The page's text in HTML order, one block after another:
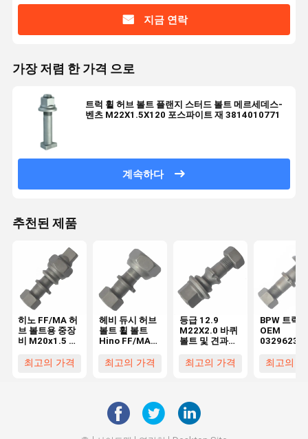
지금 연락
가장 저렴 한 가격 으로
트럭 휠 허브 볼트 플랜지 스터드 볼트 메르세데스-
벤츠 M22X1.5X120 포스파이트 재 3814010771
계속하다
추천된 제품
히노 FF/MA 허
브 볼트용 중장
비 M20x1.5 후
노 트럭용)
최고의 가격
헤비 듀시 허브
볼트 휠 볼트
Hino FF/MA
최고의 가격
등급 12.9
M22X2.0 바퀴
볼트 및 견과류
OEM0329613170
최고의 가격
BPW 트럭
OEM
용 고품질
최고의